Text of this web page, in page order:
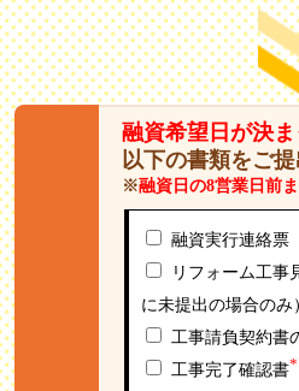
融資希望日が決ま
以下の書類をご提
※融資日の8営業日前
融資実行連絡票
リフォーム工事
に未提出の場合のみ
工事請負契約書
工事完了確認書*